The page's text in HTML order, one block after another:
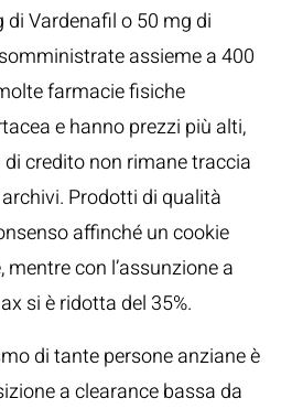
di Vardenafil o 50 mg di
assieme a 400
farmacie fisiche
e hanno prezzi più alti,
credito non rimane traccia
Prodotti di qualità
affinché un cookie
con l’assunzione a
si è ridotta del 35%.
di tante persone anziane è
a clearance bassa da